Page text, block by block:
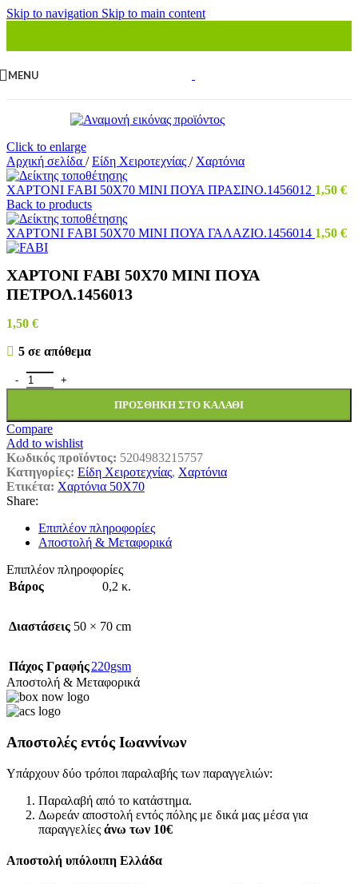
Skip to navigation Skip to main content
MENU
Click to enlarge
Αρχική σελίδα / Είδη Χειροτεχνίας / Χαρτόνια
ΧΑΡΤΟΝΙ FΑΒΙ 50Χ70 ΜΙΝΙ ΠΟΥΑ ΠΡΑΣΙΝΟ.1456012 1,50 €
Back to products
ΧΑΡΤΟΝΙ FΑΒΙ 50Χ70 ΜΙΝΙ ΠΟΥΑ ΓΑΛΑΖΙΟ.1456014 1,50 €
ΧΑΡΤΟΝΙ FΑΒΙ 50Χ70 ΜΙΝΙ ΠΟΥΑ
ΠΕΤΡΟΛ.1456013
1,50 €
5 σε απόθεμα
ΧΑΡΤΟΝΙ FΑΒΙ 50Χ70 ΜΙΝΙ ΠΟΥΑ ΠΕΤΡΟΛ.1456013 ποσότητα
ΠΡΟΣΘΉΚΗ ΣΤΟ ΚΑΛΆΘΙ
Compare
Add to wishlist
Κωδικός προϊόντος: 5204983215757
Κατηγορίες: Είδη Χειροτεχνίας, Χαρτόνια
Ετικέτα: Χαρτόνια 50Χ70
Share:
Επιπλέον πληροφορίες
Αποστολή & Μεταφορικά
Επιπλέον πληροφορίες
Βάρος
0,2 κ.
Διαστάσεις 50 × 70 cm
Πάχος Γραφής220gsm
Αποστολή & Μεταφορικά
Αποστολές εντός Ιωαννίνων
Υπάρχουν δύο τρόποι παραλαβής των παραγγελιών:
Παραλαβή από το κατάστημα.
Δωρεάν αποστολή εντός πόλης με δικά μας μέσα για
παραγγελίες άνω των 10€
Αποστολή υπόλοιπη Ελλάδα